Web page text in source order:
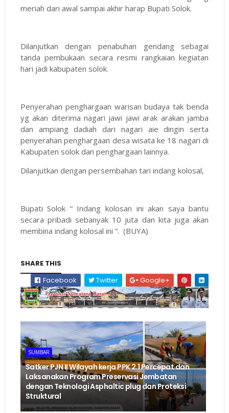
meriah dari awal sampai akhir harap Bupati Solok.
Dilanjutkan dengan penabuhan gendang sebagai
tanda pembukaan secara resmi rangkaian kegiatan
hari jadi kabupaten solok.
Penyerahan penghargaan warisan budaya tak benda
yg akan diterima nagari jawi jawi arak arakan jamba
dan ampiang dadiah dari nagari aie dingin serta
penyerahan penghargaan desa wisata ke 18 nagari di
Kabupaten solok dan penghargaan lainnya.
Dilanjutkan dengan persembahan tari indang kolosal,
Bupati Solok “ Indang kolosan ini akan saya bantu
secara pribadi sebanyak 10 juta dan kita juga akan
membina indang kolosal ini “. (BUYA)
SHARE THIS
Facebook
Twitter Google+
SUMBAR
‎Satker PJN II Wilayah kerja PPK 2.1 Percepat dan
Laksanakan Program Preservasi Jembatan
dengan Teknologi Asphaltic plug dan Proteksi
Struktural ‎